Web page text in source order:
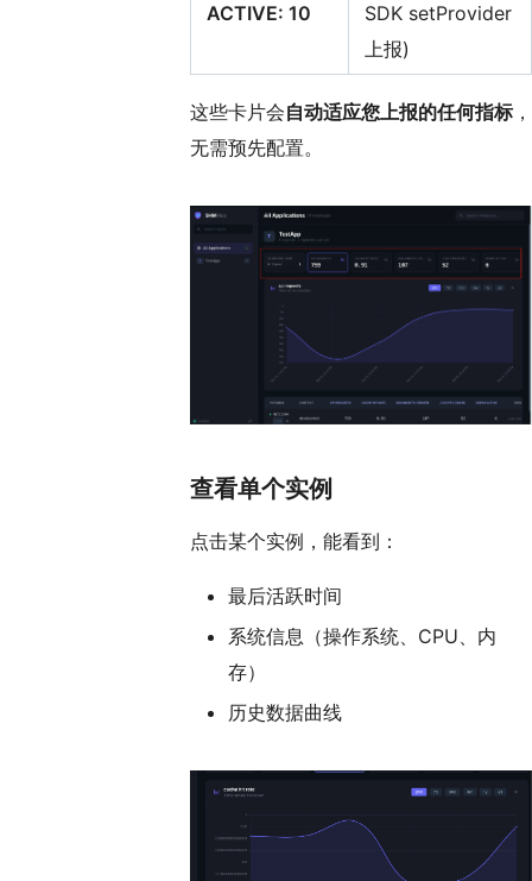
ACTIVE: 10
SDK setProvider
上报)
这些卡片会自动适应您上报的任何指标，
无需预先配置。
查看单个实例
点击某个实例，能看到：
最后活跃时间
系统信息（操作系统、CPU、内
存）
历史数据曲线